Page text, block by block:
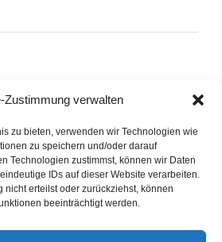
Zustimmung verwalten
zu bieten, verwenden wir Technologien wie
zu speichern und/oder darauf
Technologien zustimmst, können wir Daten
IDs auf dieser Website verarbeiten.
nicht erteilst oder zurückziehst, können
beeinträchtigt werden.